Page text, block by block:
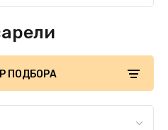
ПОДБОРА